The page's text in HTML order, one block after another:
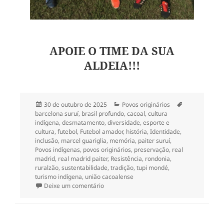
APOIE O TIME DA SUA
ALDEIA!!!
Publicado
em
30 de outubro de 2025 Categorias
Povos originários
barcelona suruí, brasil profundo, cacoal, cultura
indígena, desmatamento, diversidade, esporte e
cultura, futebol, Futebol amador, história, Identidade,
inclusão, marcel guariglia, memória, paiter suruí,
Povos indígenas, povos originários, preservação, real
madrid, real madrid paiter, Resistência, rondonia,
ruralzão, sustentabilidade, tradição, tupi mondé,
turismo indígena, união cacoalense
Deixe um comentárioem 225- Camisa do Real Madrid Paiter